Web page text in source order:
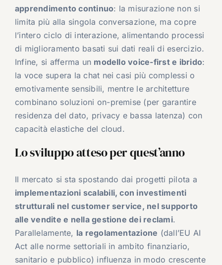
apprendimento continuo: la misurazione non si
limita più alla singola conversazione, ma copre
l’intero ciclo di interazione, alimentando processi
di miglioramento basati sui dati reali di esercizio.
Infine, si afferma un modello voice-first e ibrido:
la voce supera la chat nei casi più complessi o
emotivamente sensibili, mentre le architetture
combinano soluzioni on-premise (per garantire
residenza del dato, privacy e bassa latenza) con
capacità elastiche del cloud.
Lo sviluppo atteso per quest’anno
Il mercato si sta spostando dai progetti pilota a
implementazioni scalabili, con investimenti
strutturali nel customer service, nel supporto
alle vendite e nella gestione dei reclami.
Parallelamente, la regolamentazione (dall’EU AI
Act alle norme settoriali in ambito finanziario,
sanitario e pubblico) influenza in modo crescente